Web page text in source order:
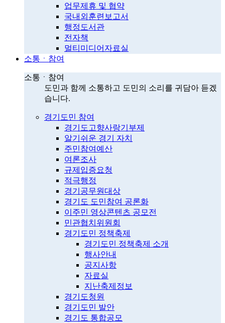
업무제휴 및 협약
국내외훈련보고서
행정도서관
전자책
멀티미디어자료실
소통ㆍ참여
소통ㆍ참여
도민과 함께 소통하고 도민의 소리를 귀담아 듣겠
습니다.
경기도민 참여
경기도고향사랑기부제
알기쉬운 경기 자치
주민참여예산
여론조사
규제입증요청
적극행정
경기공무원대상
경기도 도민참여 공론화
이주민 영상콘텐츠 공모전
민관협치위원회
경기도민 정책축제
경기도민 정책축제 소개
행사안내
공지사항
자료실
지난축제정보
경기도청원
경기도민 발안
경기도 통합공모